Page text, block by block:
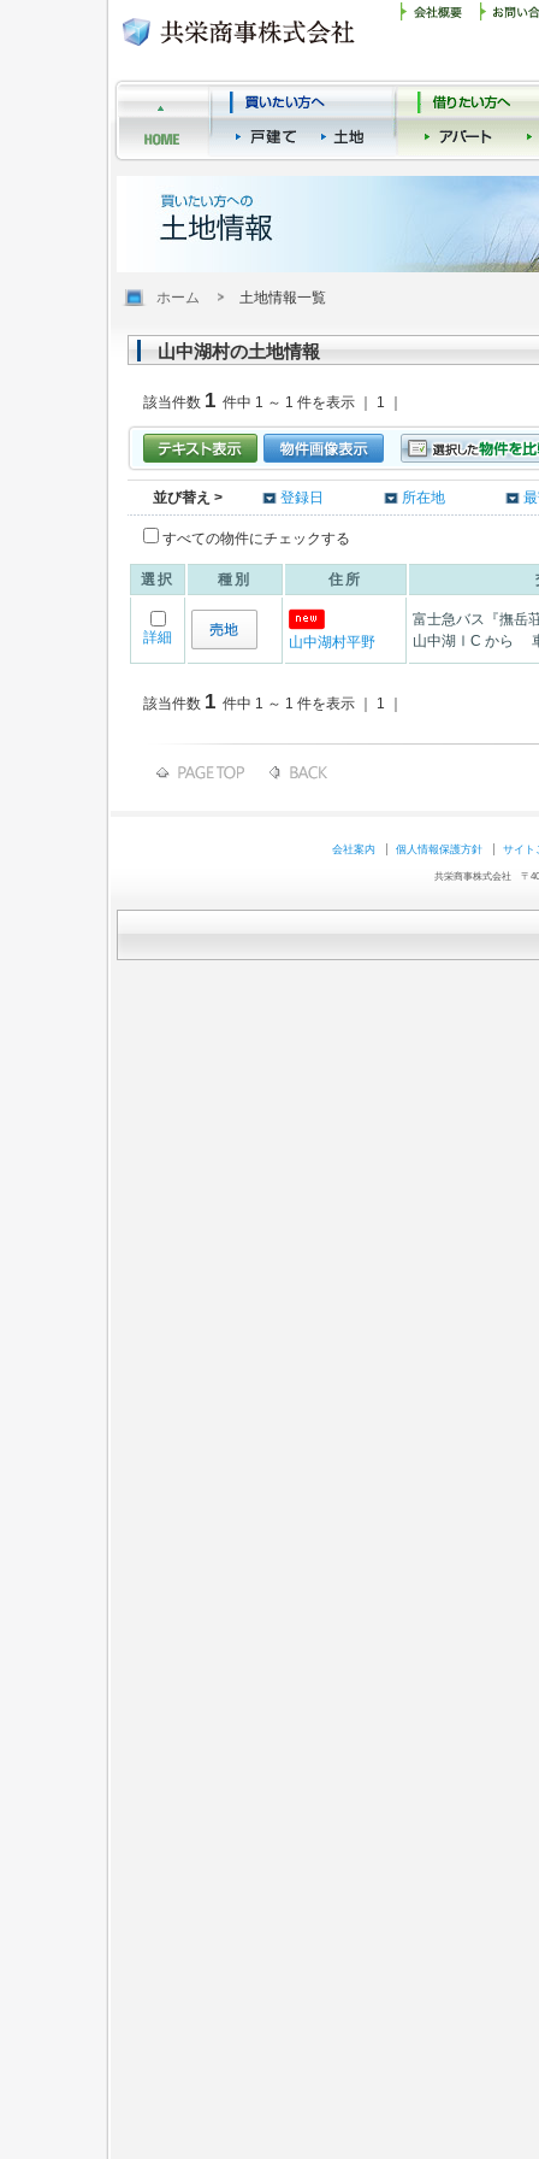
ホーム 土地情報一覧
山中湖村の土地情報
該当件数 1 件中 1 ～ 1 件を表示 ｜ 1 ｜
並び替え > 登録日 所在地
すべての物件にチェックする
選択 種別 住所
詳細 山中湖村平野
富士急バス『撫岳
山中湖ⅠC から
該当件数 1 件中 1 ～ 1 件を表示 ｜ 1 ｜
会社案内 個人情報保護方針 サイト
共栄商事株式会社 〒